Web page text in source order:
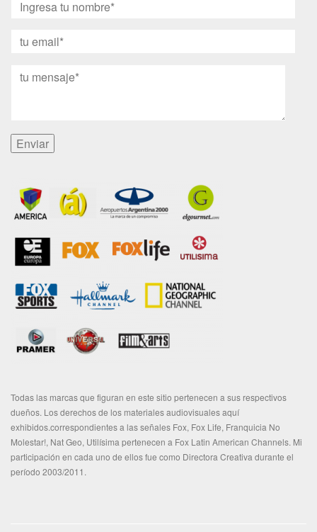
Todas las marcas que figuran en este sitio pertenecen a sus respectivos
dueños. Los derechos de los materiales audiovisuales aquí
exhibidos.correspondientes a las señales Fox, Fox Life, Franquicia No
Molestar!, Nat Geo, Utilísima pertenecen a Fox Latin American Channels. Mi
participación en cada uno de ellos fue como Directora Creativa durante el
período 2003/2011.